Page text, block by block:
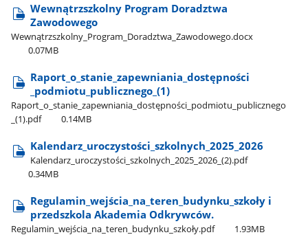
Wewnątrzszkolny Program Doradztwa
Zawodowego
Wewnątrzszkolny​_Program​_Doradztwa​_Zawodowego.docx
0.07MB
Raport​_o​_stanie​_zapewniania​_dostępności​
_podmiotu​_publicznego​_(1)
Raport​_o​_stanie​_zapewniania​_dostępności​_podmiotu​_publicznego​
_(1).pdf
0.14MB
Kalendarz​_uroczystości​_szkolnych​_2025​_2026
Kalendarz​_uroczystości​_szkolnych​_2025​_2026​_(2).pdf
0.34MB
Regulamin​_wejścia​_na​_teren​_budynku​_szkoły i
przedszkola Akademia Odkrywców.
Regulamin​_wejścia​_na​_teren​_budynku​_szkoły.pdf 1.93MB